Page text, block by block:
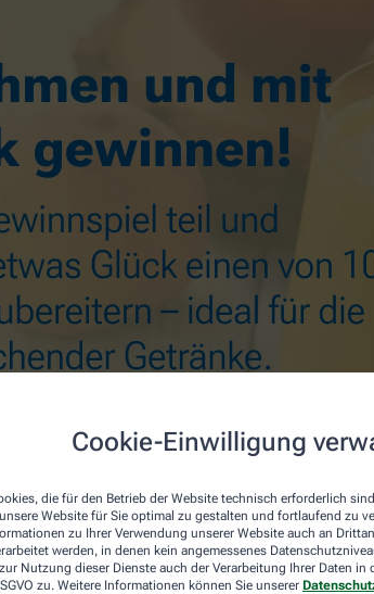
Cookie-Einwilligung
die für den Betrieb der Website technisch erforderlich
Website für Sie optimal zu gestalten und fortlaufend zu
zu Ihrer Verwendung unserer Website auch an
werden, in denen kein angemessenes
Nutzung dieser Dienste auch der Verarbeitung Ihrer Daten in
zu. Weitere Informationen können Sie unserer